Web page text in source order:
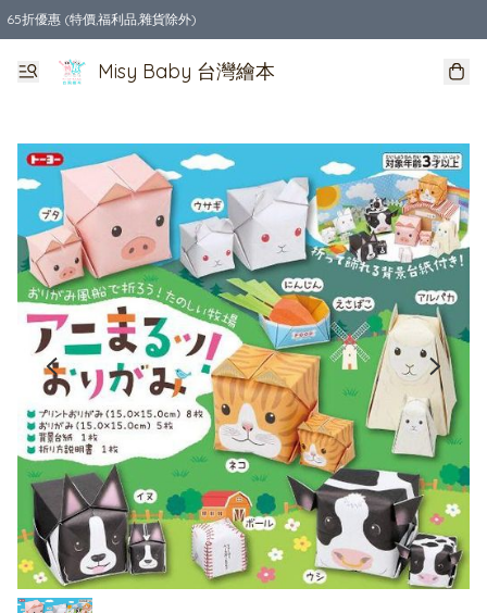
65折優惠 (特價,福利品,雜貨除外)
全店購物滿$550，免運費
Misy Baby 台灣繪本